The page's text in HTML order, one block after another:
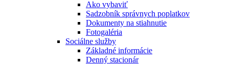
Ako vybaviť
Sadzobník správnych poplatkov
Dokumenty na stiahnutie
Fotogaléria
Sociálne služby
Základné informácie
Denný stacionár